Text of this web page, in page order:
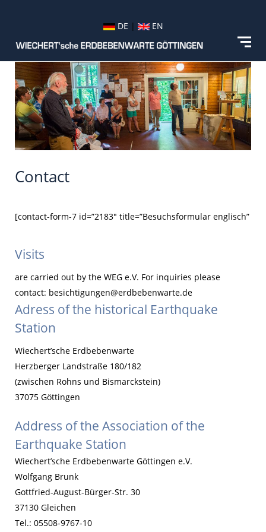
DE | EN
Contact
[contact-form-7 id=”2183″ title=”Besuchsformular englisch”
Visits
are carried out by the WEG e.V. For inquiries please
contact: besichtigungen@erdbebenwarte.de
Adress of the historical Earthquake
Station
Wiechert’sche Erdbebenwarte
Herzberger Landstraße 180/182
(zwischen Rohns und Bismarckstein)
37075 Göttingen
Address of the Association of the
Earthquake Station
Wiechert’sche Erdbebenwarte Göttingen e.V.
Wolfgang Brunk
Gottfried-August-Bürger-Str. 30
37130 Gleichen
Tel.: 05508-9767-10